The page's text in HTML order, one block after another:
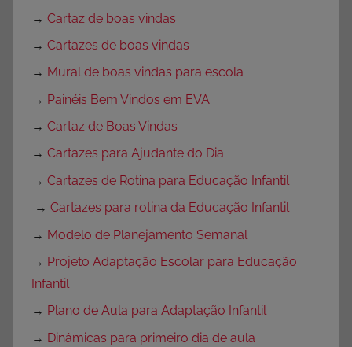
→ Cartaz de boas vindas
→ Cartazes de boas vindas
→ Mural de boas vindas para escola
→ Painéis Bem Vindos em EVA
→ Cartaz de Boas Vindas
→ Cartazes para Ajudante do Dia
→ Cartazes de Rotina para Educação Infantil
→ Cartazes para rotina da Educação Infantil
→ Modelo de Planejamento Semanal
→ Projeto Adaptação Escolar para Educação
Infantil
→ Plano de Aula para Adaptação Infantil
→ Dinâmicas para primeiro dia de aula